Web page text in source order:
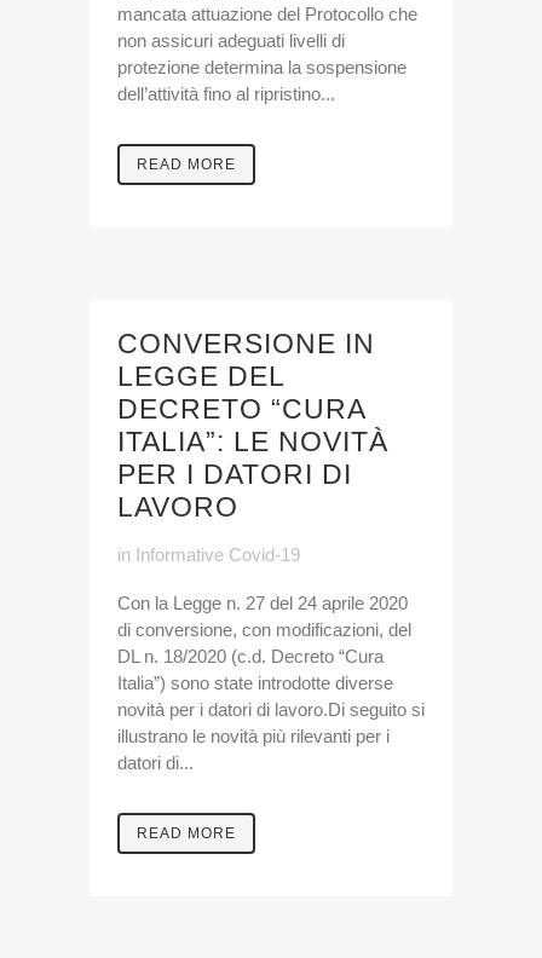
mancata attuazione del Protocollo che
non assicuri adeguati livelli di
protezione determina la sospensione
dell’attività fino al ripristino...
READ MORE
CONVERSIONE IN
LEGGE DEL
DECRETO “CURA
ITALIA”: LE NOVITÀ
PER I DATORI DI
LAVORO
in Informative Covid-19
Con la Legge n. 27 del 24 aprile 2020
di conversione, con modificazioni, del
DL n. 18/2020 (c.d. Decreto “Cura
Italia”) sono state introdotte diverse
novità per i datori di lavoro.Di seguito si
illustrano le novità più rilevanti per i
datori di...
READ MORE